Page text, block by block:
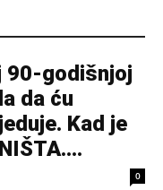
90-godišnjoj
da ću
Kad je
0